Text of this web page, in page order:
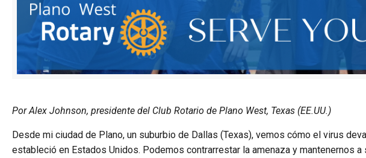
Por Alex Johnson, presidente del Club Rotario de Plano West, Texas (EE.UU.)
Desde mi ciudad de Plano, un suburbio de Dallas (Texas), vemos cómo el virus
estableció en Estados Unidos. Podemos contrarrestar la amenaza y mantenernos a